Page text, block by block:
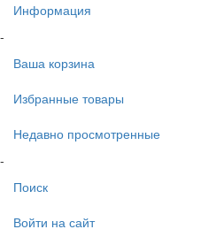
Информация
-
Ваша корзина
Избранные товары
Недавно просмотренные
-
Поиск
Войти на сайт